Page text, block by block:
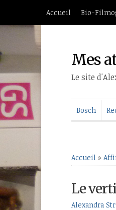
Accueil Bio-
Mes
Le site
Bosch
Accueil »
Le
Alexandra